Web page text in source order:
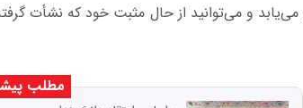
و می‌توانید از حال مثبت خود که نشأت
مطلب